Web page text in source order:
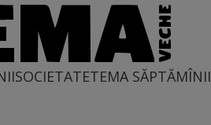
SOCIETATETEMA SĂPTĂMÎNII